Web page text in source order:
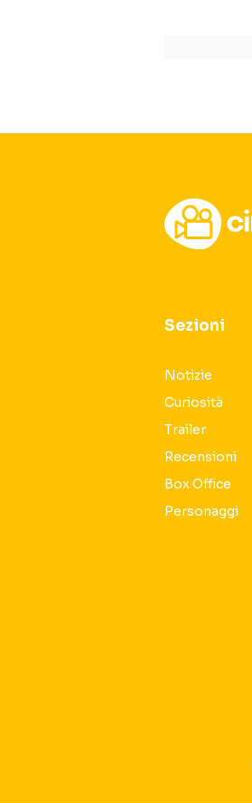
Sezioni
Notizie
Curiosità
Trailer
Recensioni
Box Office
Personaggi